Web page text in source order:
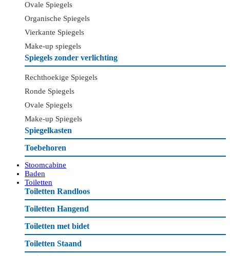
Ovale Spiegels
Organische Spiegels
Vierkante Spiegels
Make-up spiegels
Spiegels zonder verlichting
Rechthoekige Spiegels
Ronde Spiegels
Ovale Spiegels
Make-up Spiegels
Spiegelkasten
Toebehoren
Stoomcabine
Baden
Toiletten
Toiletten Randloos
Toiletten Hangend
Toiletten met bidet
Toiletten Staand